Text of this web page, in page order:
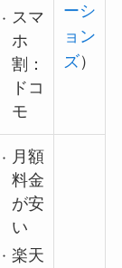
スマ
ホ
割：
ドコ
モ
ーシ
ョン
ズ）
月額
料金
が安
い
楽天